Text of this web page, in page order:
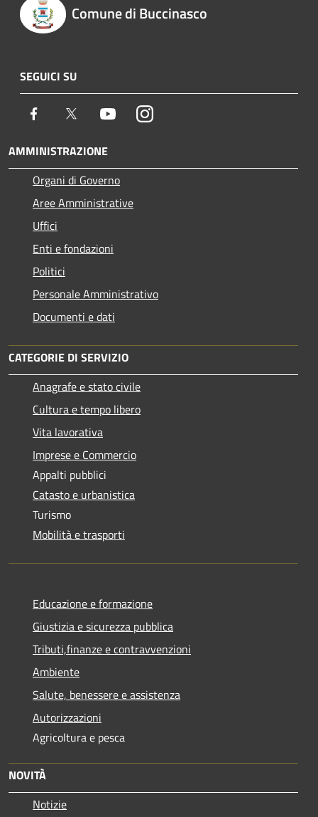
Comune di Buccinasco
SEGUICI SU
Facebook Twitter YoutubeInstagram
AMMINISTRAZIONE
Organi di Governo
Aree Amministrative
Uffici
Enti e fondazioni
Politici
Personale Amministrativo
Documenti e dati
CATEGORIE DI SERVIZIO
Anagrafe e stato civile
Cultura e tempo libero
Vita lavorativa
Imprese e Commercio
Appalti pubblici
Catasto e urbanistica
Turismo
Mobilità e trasporti
Educazione e formazione
Giustizia e sicurezza pubblica
Tributi,finanze e contravvenzioni
Ambiente
Salute, benessere e assistenza
Autorizzazioni
Agricoltura e pesca
NOVITÀ
Notizie